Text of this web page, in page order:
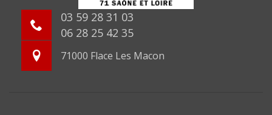
03 59 28 31 03
06 28 25 42 35
71000 Flace Les Macon